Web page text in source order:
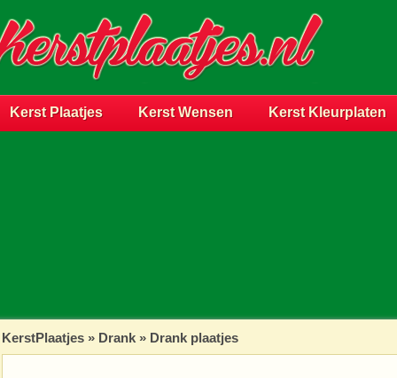
Kerst Plaatjes Kerst Wensen Kerst Kleurplaten
KerstPlaatjes » Drank » Drank plaatjes